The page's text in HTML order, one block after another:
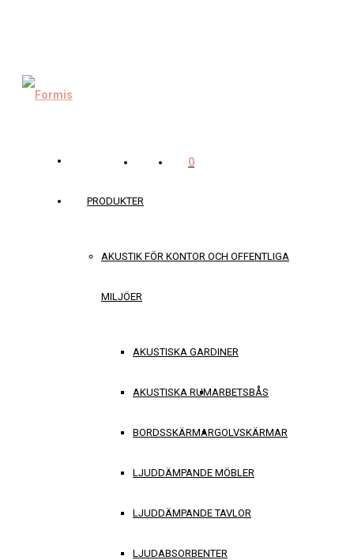
PRODUKTER
AKUSTIK FÖR KONTOR OCH OFFENTLIGA
MILJÖER
AKUSTISKA GARDINER
AKUSTISKA RUMARBETSBÅS
BORDSSKÄRMARGOLVSKÄRMAR
LJUDDÄMPANDE MÖBLER
LJUDDÄMPANDE TAVLOR
LJUDABSORBENTER
0